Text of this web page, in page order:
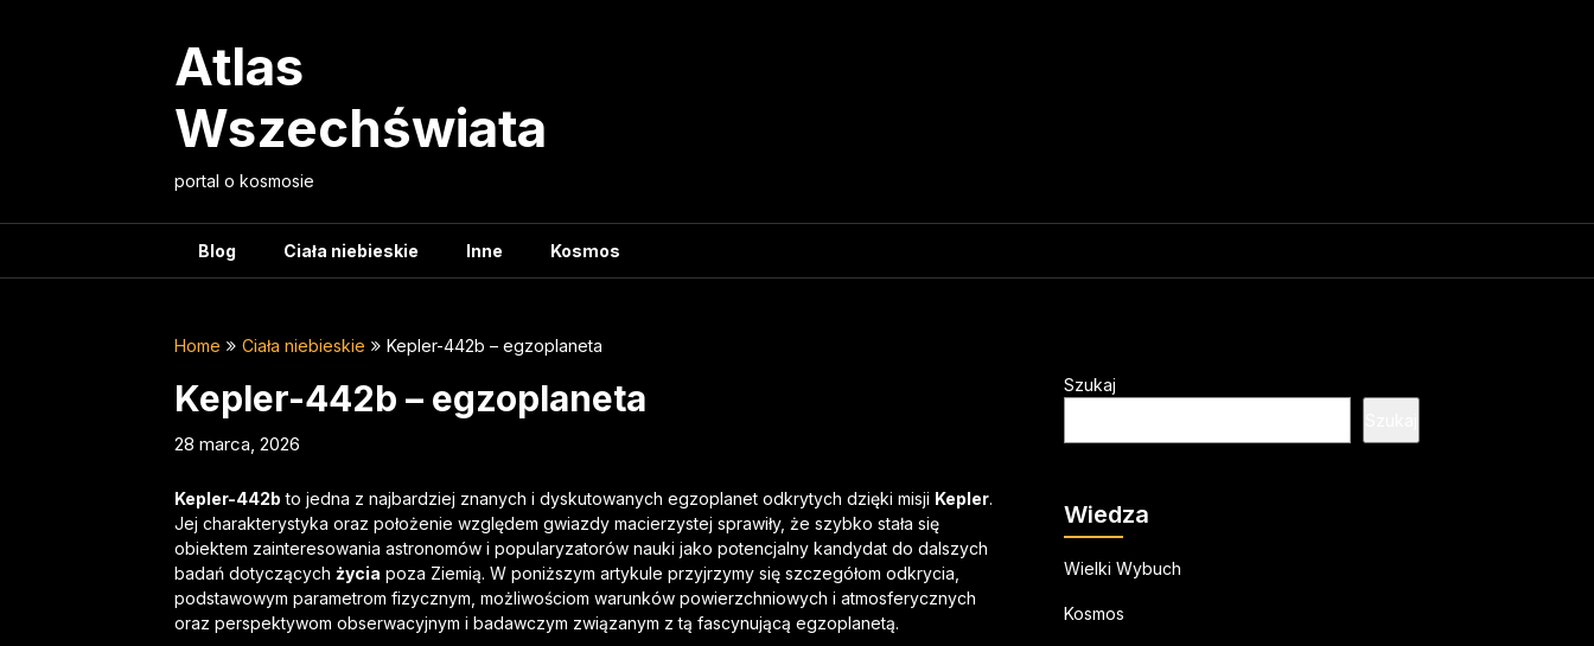
Atlas
Wszechświata
portal o kosmosie
Blog Ciała niebieskie Inne Kosmos
Home Ciała niebieskie Kepler-442b – egzoplaneta
Kepler-442b – egzoplaneta
28 marca, 2026
Kepler-442b to jedna z najbardziej znanych i dyskutowanych egzoplanet odkrytych dzięki misji Kepler.
Jej charakterystyka oraz położenie względem gwiazdy macierzystej sprawiły, że szybko stała się
obiektem zainteresowania astronomów i popularyzatorów nauki jako potencjalny kandydat do dalszych
badań dotyczących życia poza Ziemią. W poniższym artykule przyjrzymy się szczegółom odkrycia,
podstawowym parametrom fizycznym, możliwościom warunków powierzchniowych i atmosferycznych
oraz perspektywom obserwacyjnym i badawczym związanym z tą fascynującą egzoplanetą.
Szukaj
Wiedza
Wielki Wybuch
Kosmos